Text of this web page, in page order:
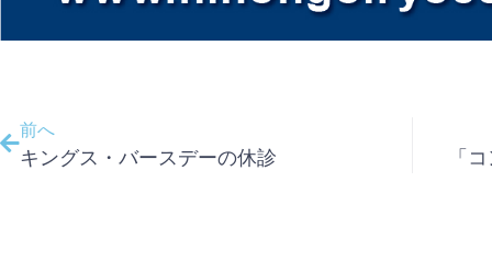
前へ
キングス・バースデーの休診 「